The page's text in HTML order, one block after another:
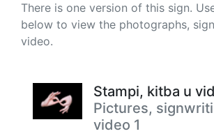
There is one version of this sign.
below to view the photographs,
video.
Stampi, kitba u
Pictures,
video 1